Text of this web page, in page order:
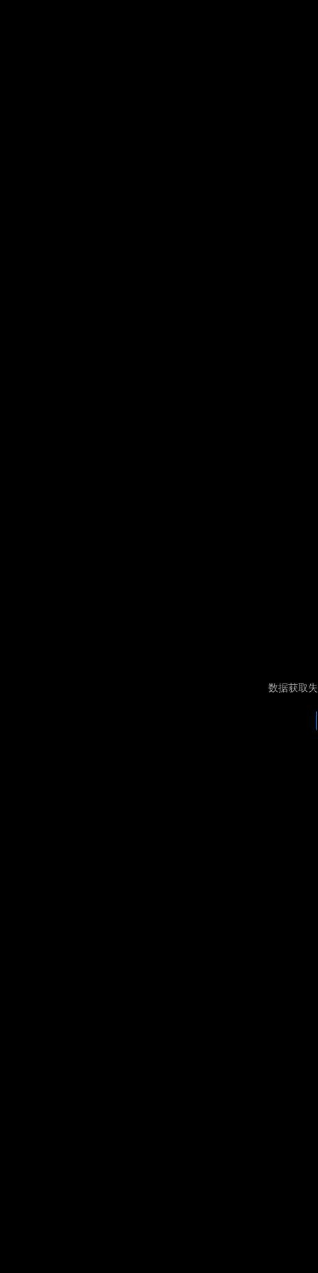
数据获取